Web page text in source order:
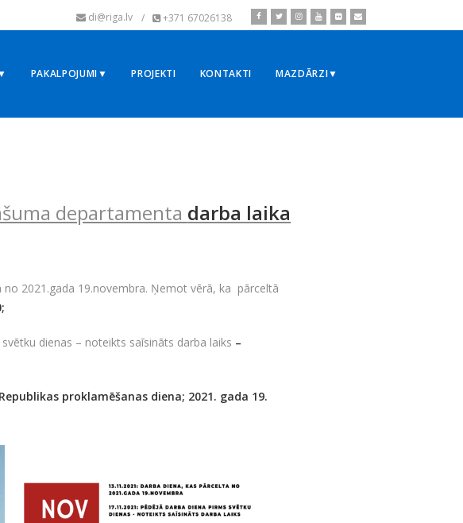
di@riga.lv / +371 67026138
PAKALPOJUMI▼ PROJEKTI KONTAKTI MAZDĀRZI▼
departamenta darba laika
no 2021.gada 19.novembra. Ņemot vērā, ka pārceltā
dienas – noteikts saīsināts darba laiks –
proklamēšanas diena; 2021. gada 19.